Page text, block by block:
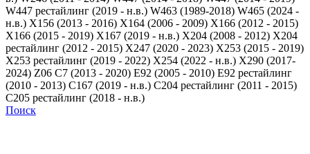
W447 рестайлинг (2019 - н.в.) W463 (1989-2018) W465 (2024 -
н.в.) X156 (2013 - 2016) X164 (2006 - 2009) X166 (2012 - 2015)
X166 (2015 - 2019) X167 (2019 - н.в.) X204 (2008 - 2012) X204
рестайлинг (2012 - 2015) X247 (2020 - 2023) X253 (2015 - 2019)
X253 рестайлинг (2019 - 2022) X254 (2022 - н.в.) X290 (2017-
2024) Z06 C7 (2013 - 2020) Е92 (2005 - 2010) Е92 рестайлинг
(2010 - 2013) С167 (2019 - н.в.) С204 рестайлинг (2011 - 2015)
С205 рестайлинг (2018 - н.в.)
Поиск